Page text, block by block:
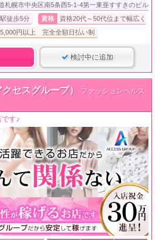
札幌市中央区南5条西5-1-4第一東亜すすきのビル
徒歩5分 資格
資格20代～50代位まで幅広く
円以上 完全全額日払い制
検討中に追加
セスグループ）
ファッションヘルス
す♪